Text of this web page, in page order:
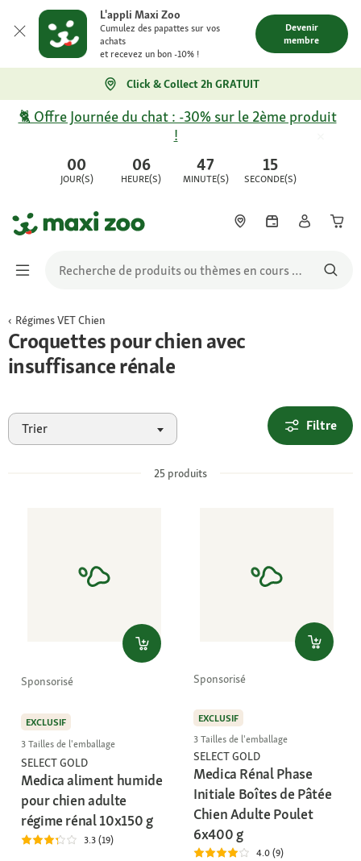
L'appli Maxi Zoo
Cumulez des papattes sur vos
achats
et recevez un bon -10% !
Devenir
membre
Click & Collect 2h GRATUIT
00
JOUR(S)
06
HEURE(S)
47
MINUTE(S)
15
SECONDE(S)
🐈 Offre Journée du chat : -30% sur le 2ème produit
!
Régimes VET Chien
Croquettes pour chien avec
insuffisance rénale
Trier Filtre
25 produits
Sponsorisé
EXCLUSIF
3 Tailles de l'emballage
SELECT GOLD
Medica aliment humide
pour chien adulte
régime rénal 10x150 g
3.3 (19)
Sponsorisé
EXCLUSIF
3 Tailles de l'emballage
SELECT GOLD
Medica Rénal Phase
Initiale Boîtes de Pâtée
Chien Adulte Poulet
6x400 g
4.0 (9)